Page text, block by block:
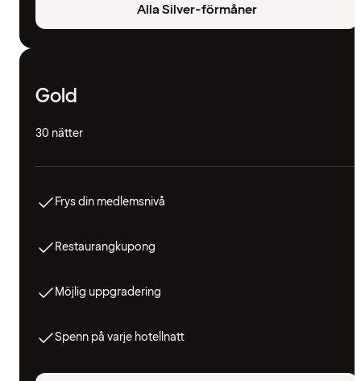
Alla Silver-förmåner
Gold
30 nätter
Frys din medlemsnivå
Restaurangkupong
Möjlig uppgradering
Spenn på varje hotellnatt